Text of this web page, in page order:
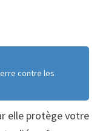
contre les
elle protège votre